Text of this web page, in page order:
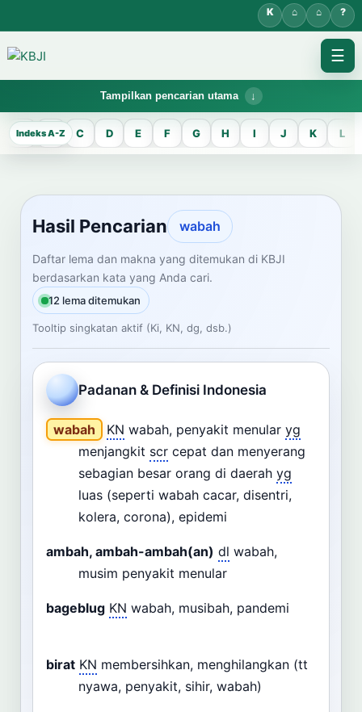
☰
Tampilkan pencarian utama
KBJI WORKSPACE
Hasil Pencarian
Temukan lema Jawa dan maknanya dalam bahasa Indonesia saat
mengelola data Kamus Bahasa Jawa-Indonesia.
CARI LEMA JAWA
Masukkan kata Jawa
Dashboard Pencarian
A B C D E F G H I J K L
Hasil Pencarian wabah
Daftar lema dan makna yang ditemukan di KBJI
berdasarkan kata yang Anda cari.
12 lema ditemukan
Tooltip singkatan aktif (Ki, KN, dg, dsb.)
Padanan & Definisi Indonesia
wabah KN wabah, penyakit menular yg
menjangkit scr cepat dan menyerang
sebagian besar orang di daerah yg
luas (seperti wabah cacar, disentri,
kolera, corona), epidemi
ambah, ambah-ambah(an) dl wabah,
musim penyakit menular
bageblug KN wabah, musibah, pandemi
birat KN membersihkan, menghilangkan (tt
nyawa, penyakit, sihir, wabah)